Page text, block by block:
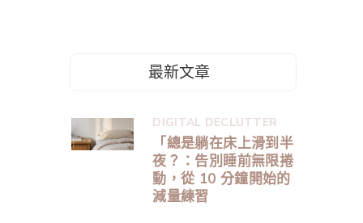
最新文章
DIGITAL DECLUTTER
「總是躺在床上滑到半
夜？：告別睡前無限捲
動，從 10 分鐘開始的
減量練習